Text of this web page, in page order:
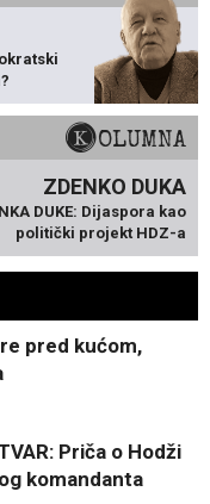
KOLUMNA
ZDENKO DUKA
DUKE: Dijaspora kao
politički projekt HDZ-a
pred kućom,
Priča o Hodži
komandanta